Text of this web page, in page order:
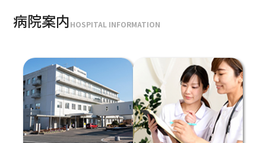
病院案内HOSPITAL INFORMATION